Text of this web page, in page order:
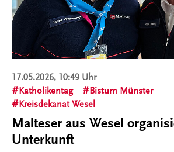
17.05.2026, 10:49 Uhr
Katholikentag
Bistum Münster
Kreisdekanat Wesel
Malteser aus Wesel
Unterkunft